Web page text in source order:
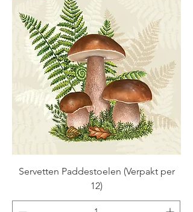
Servetten Paddestoelen (Verpakt per
12)